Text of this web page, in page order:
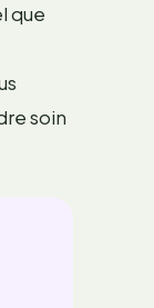
que
soin